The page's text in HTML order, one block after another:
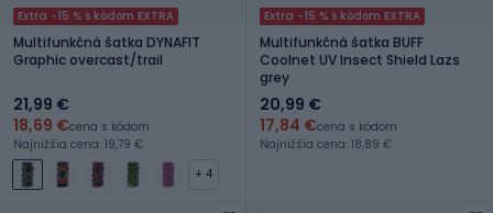
Extra -15 % s kódom EXTRA
Multifunkčná šatka DYNAFIT
Graphic overcast/trail
21,99 €
18,69 €cena s kódom
Najnižšia cena: 19,79 €
+ 4
Extra -15 % s kódom EXTRA
Multifunkčná šatka BUFF
Coolnet UV Insect Shield Lazs
grey
20,99 €
17,84 €cena s kódom
Najnižšia cena: 18,89 €